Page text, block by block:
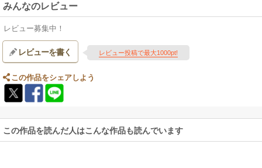
みんなのレビュー
レビュー募集中！
レビューを書く レビュー投稿で最大1000pt!
この作品をシェアしよう
この作品を読んだ人はこんな作品も読んでいます